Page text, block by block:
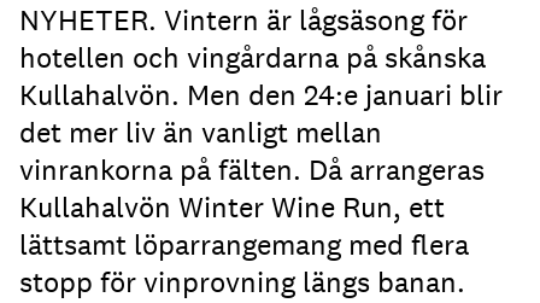
NYHETER. Vintern är lågsäsong för
hotellen och vingårdarna på skånska
Kullahalvön. Men den 24:e januari blir
det mer liv än vanligt mellan
vinrankorna på fälten. Då arrangeras
Kullahalvön Winter Wine Run, ett
lättsamt löparrangemang med flera
stopp för vinprovning längs banan.